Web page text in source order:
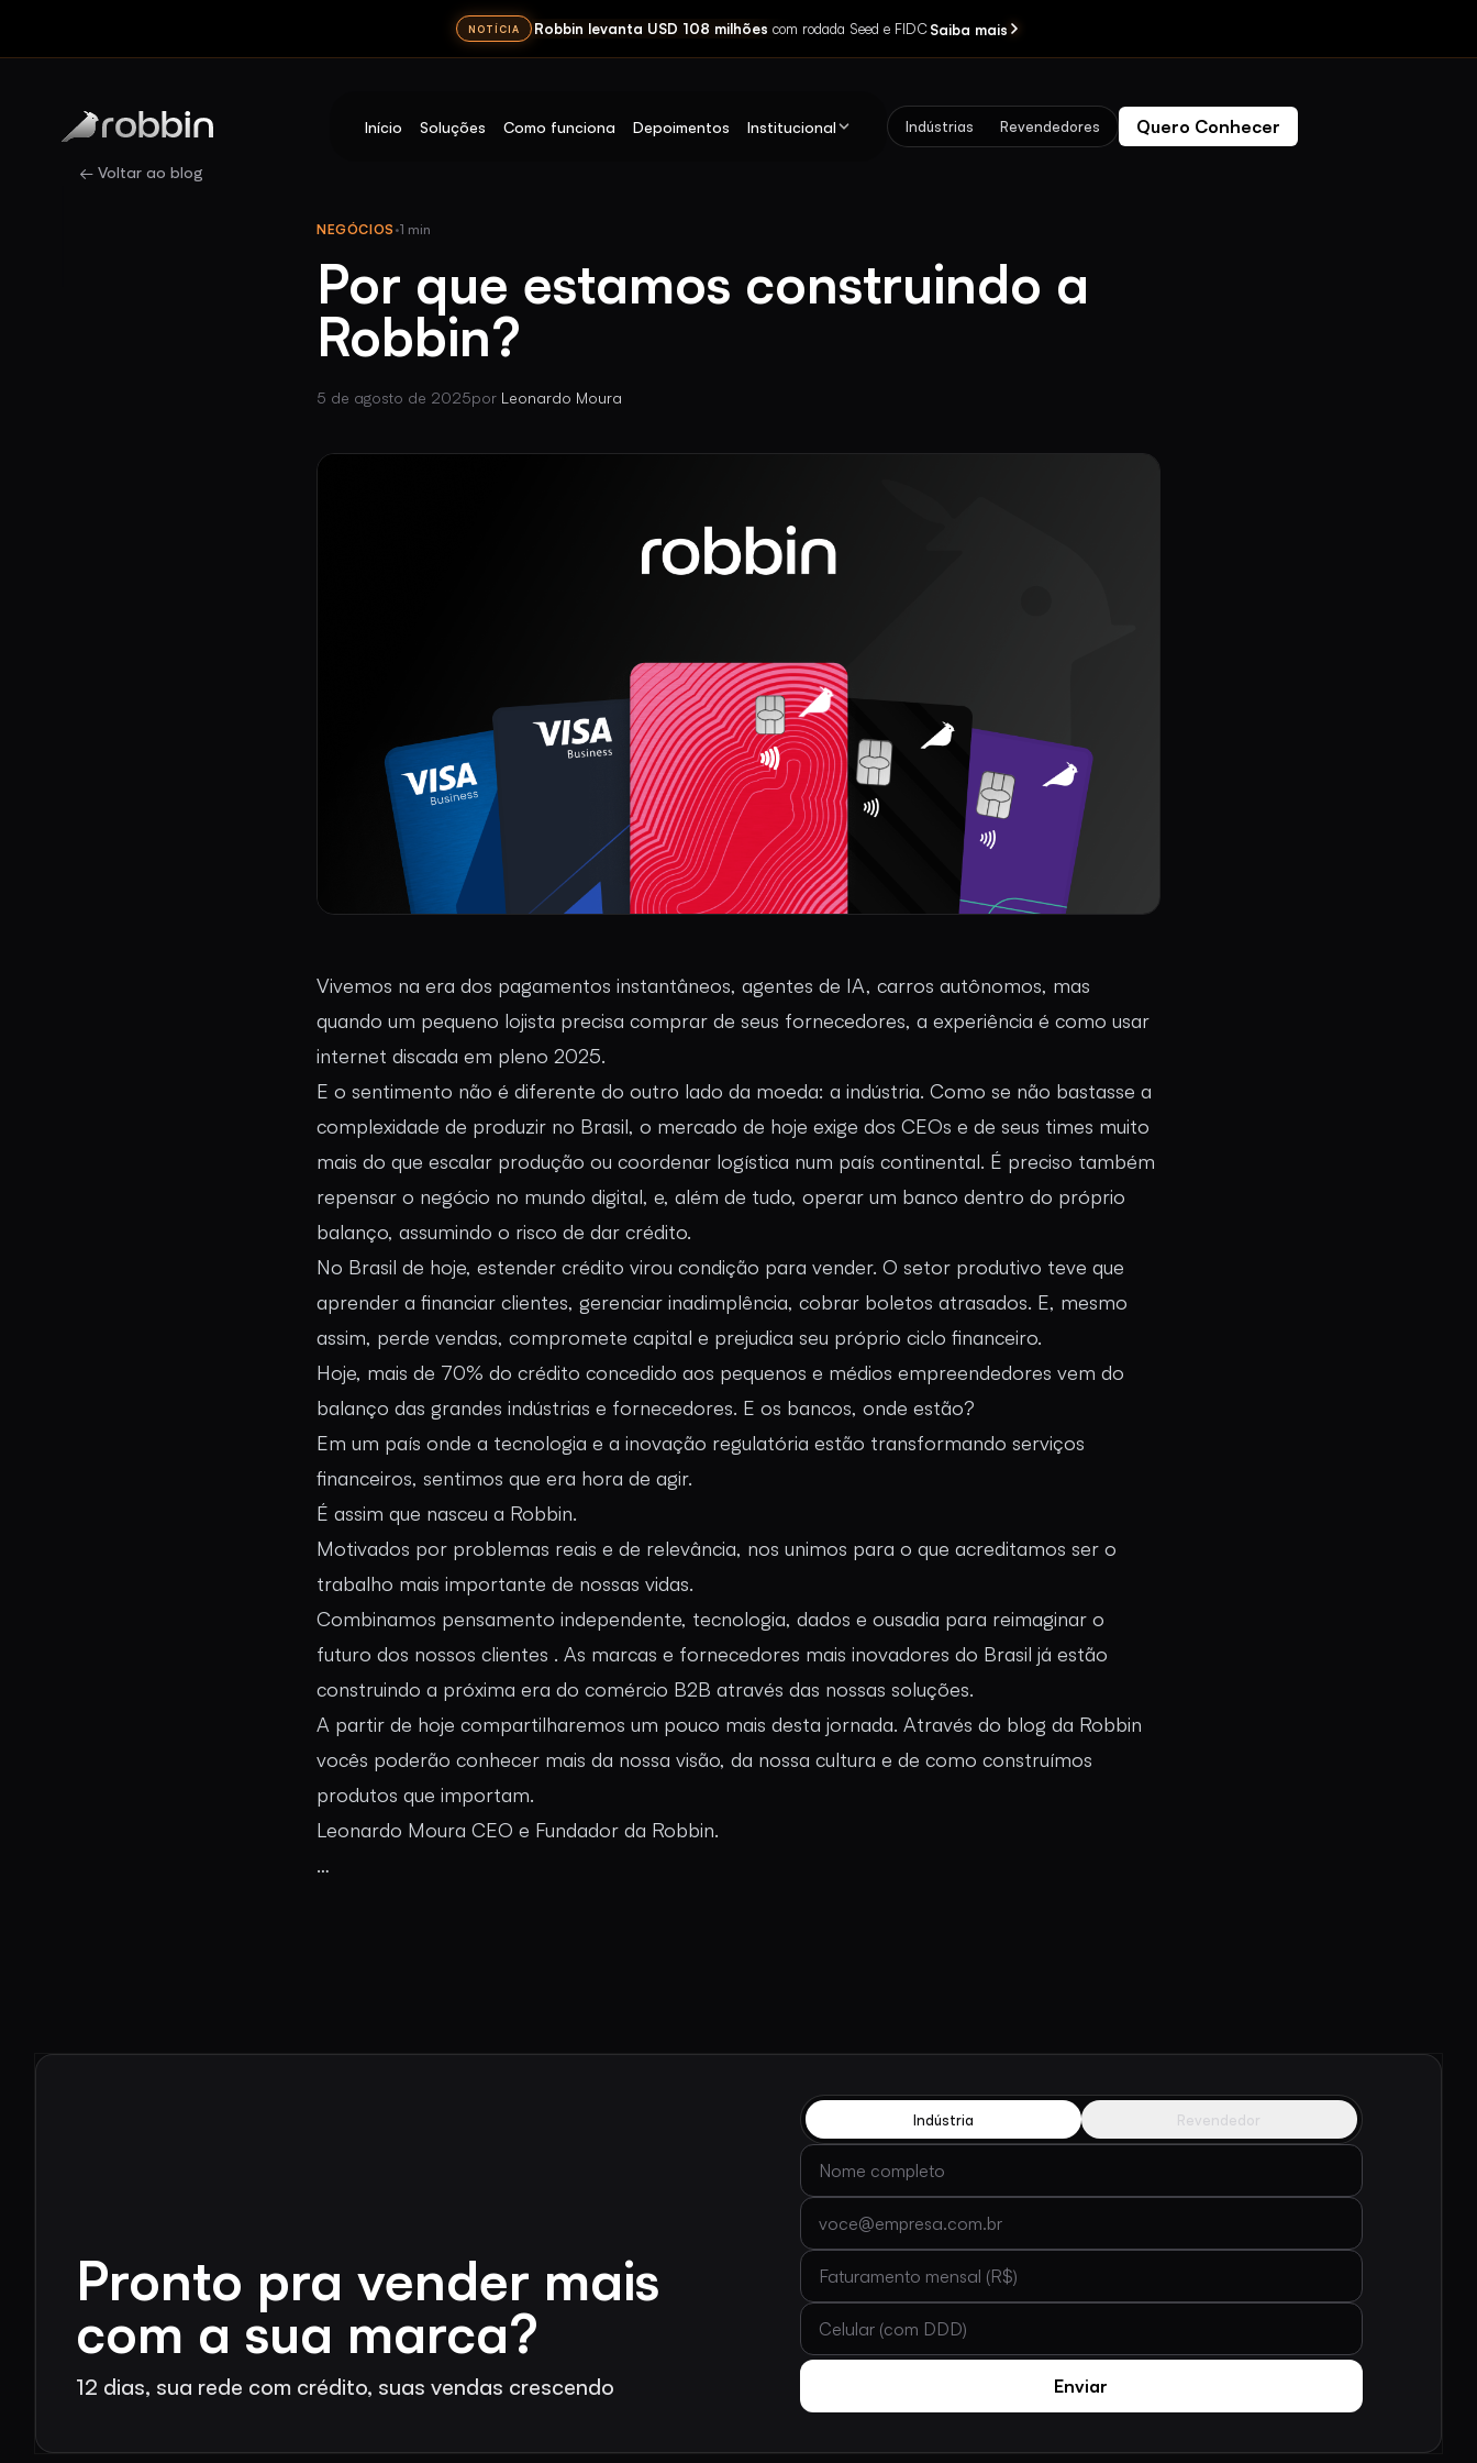
NOTÍCIA Robbin levanta USD 108 milhões com rodada Seed e FIDCSaiba mais
Robbin
Início Soluções Como funciona Depoimentos Institucional Indústrias Revendedores Quero Conhecer
← Voltar ao blog
NEGÓCIOS·1 min
Por que estamos construindo a
Robbin?
5 de agosto de 2025por Leonardo Moura
Vivemos na era dos pagamentos instantâneos, agentes de IA, carros autônomos, mas
quando um pequeno lojista precisa comprar de seus fornecedores, a experiência é como usar
internet discada em pleno 2025.
E o sentimento não é diferente do outro lado da moeda: a indústria. Como se não bastasse a
complexidade de produzir no Brasil, o mercado de hoje exige dos CEOs e de seus times muito
mais do que escalar produção ou coordenar logística num país continental. É preciso também
repensar o negócio no mundo digital, e, além de tudo, operar um banco dentro do próprio
balanço, assumindo o risco de dar crédito.
No Brasil de hoje, estender crédito virou condição para vender. O setor produtivo teve que
aprender a financiar clientes, gerenciar inadimplência, cobrar boletos atrasados. E, mesmo
assim, perde vendas, compromete capital e prejudica seu próprio ciclo financeiro.
Hoje, mais de 70% do crédito concedido aos pequenos e médios empreendedores vem do
balanço das grandes indústrias e fornecedores. E os bancos, onde estão?
Em um país onde a tecnologia e a inovação regulatória estão transformando serviços
financeiros, sentimos que era hora de agir.
É assim que nasceu a Robbin.
Motivados por problemas reais e de relevância, nos unimos para o que acreditamos ser o
trabalho mais importante de nossas vidas.
Combinamos pensamento independente, tecnologia, dados e ousadia para reimaginar o
futuro dos nossos clientes . As marcas e fornecedores mais inovadores do Brasil já estão
construindo a próxima era do comércio B2B através das nossas soluções.
A partir de hoje compartilharemos um pouco mais desta jornada. Através do blog da Robbin
vocês poderão conhecer mais da nossa visão, da nossa cultura e de como construímos
produtos que importam.
Leonardo Moura CEO e Fundador da Robbin.
…
Pronto pra vender mais
com a sua marca?
12 dias, sua rede com crédito, suas vendas crescendo
Indústria Revendedor
Nome completo
E-mail
Faturamento mensal (R$)
Celular (com DDD)
Enviar